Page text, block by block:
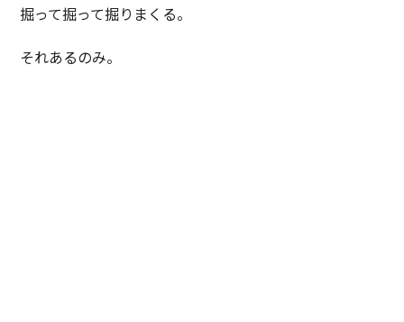
掘って掘って掘りまくる。
それあるのみ。